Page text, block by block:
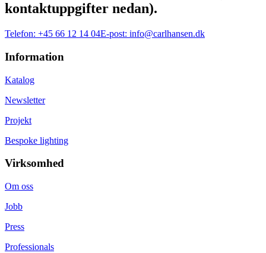
kontaktuppgifter nedan).
Telefon: +45 66 12 14 04E-post: info@carlhansen.dk
Information
Katalog
Newsletter
Projekt
Bespoke lighting
Virksomhed
Om oss
Jobb
Press
Professionals